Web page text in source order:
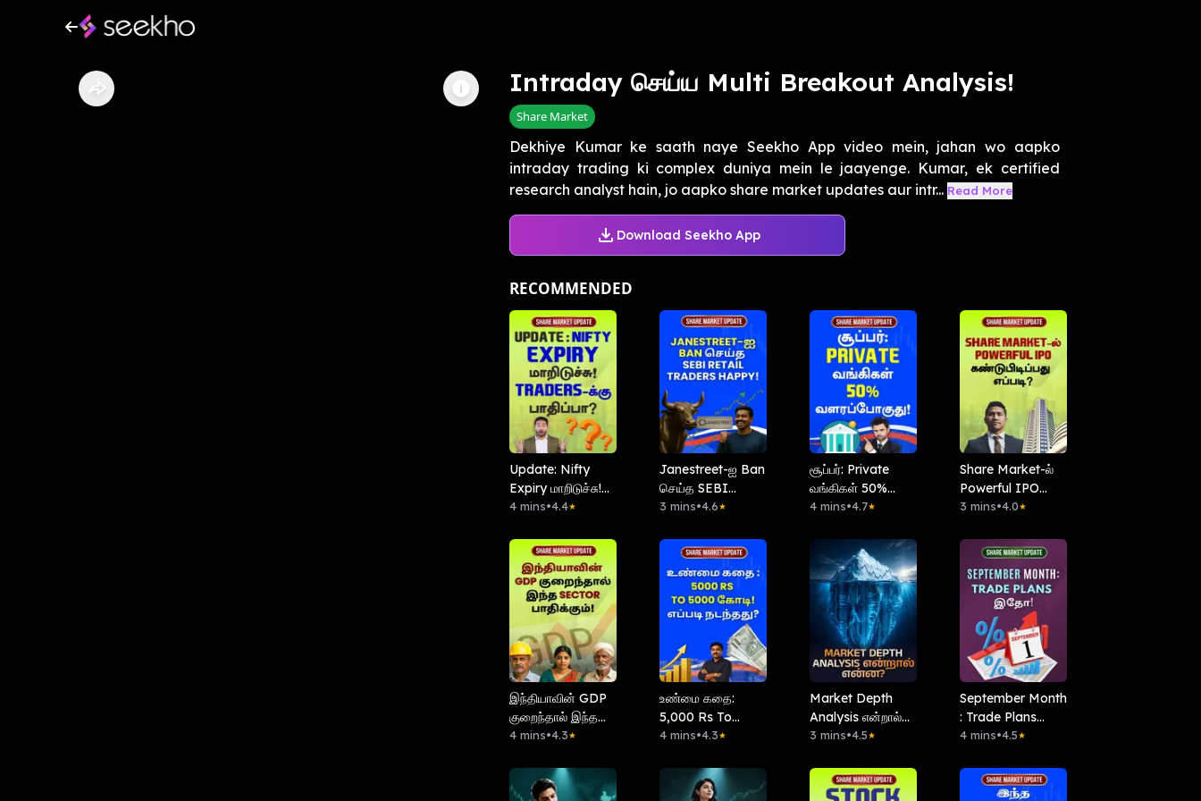
Intraday செய்ய Multi Breakout Analysis!
Share Market
Dekhiye Kumar ke saath naye Seekho App video mein, jahan wo aapko
intraday trading ki complex duniya mein le jaayenge. Kumar, ek certified
research analyst hain, jo aapko share market updates aur intr... Read More
Download Seekho App
RECOMMENDED
Update: Nifty
Expiry மாறிடுச்சு!
Traders-க்கு
4 mins•4.4★
Janestreet-ஐ Ban
செய்த SEBI
Retail-Traders
3 mins•4.6★
சூப்பர்: Private
வங்கிகள் 50%
வளரப்போகுது!
4 mins•4.7★
Share Market-ல்
Powerful IPO
கண்டுபிடிப்பது
3 mins•4.0★
இந்தியாவின் GDP
குறைந்தால் இந்த
Sector பாதிக்கும்!
4 mins•4.3★
உண்மை கதை:
5,000 Rs To
5,000 கோடி! எப்படி
4 mins•4.3★
Market Depth
Analysis என்றால்
என்ன?
3 mins•4.5★
September Month
: Trade Plans
இதோ!
4 mins•4.5★